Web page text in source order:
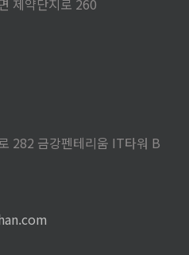
제약단지로 260
282 금강펜테리움 IT타워 B